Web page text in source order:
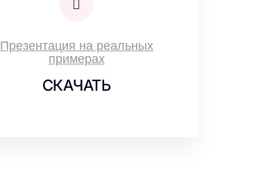
Презентация на реальных
примерах
СКАЧАТЬ